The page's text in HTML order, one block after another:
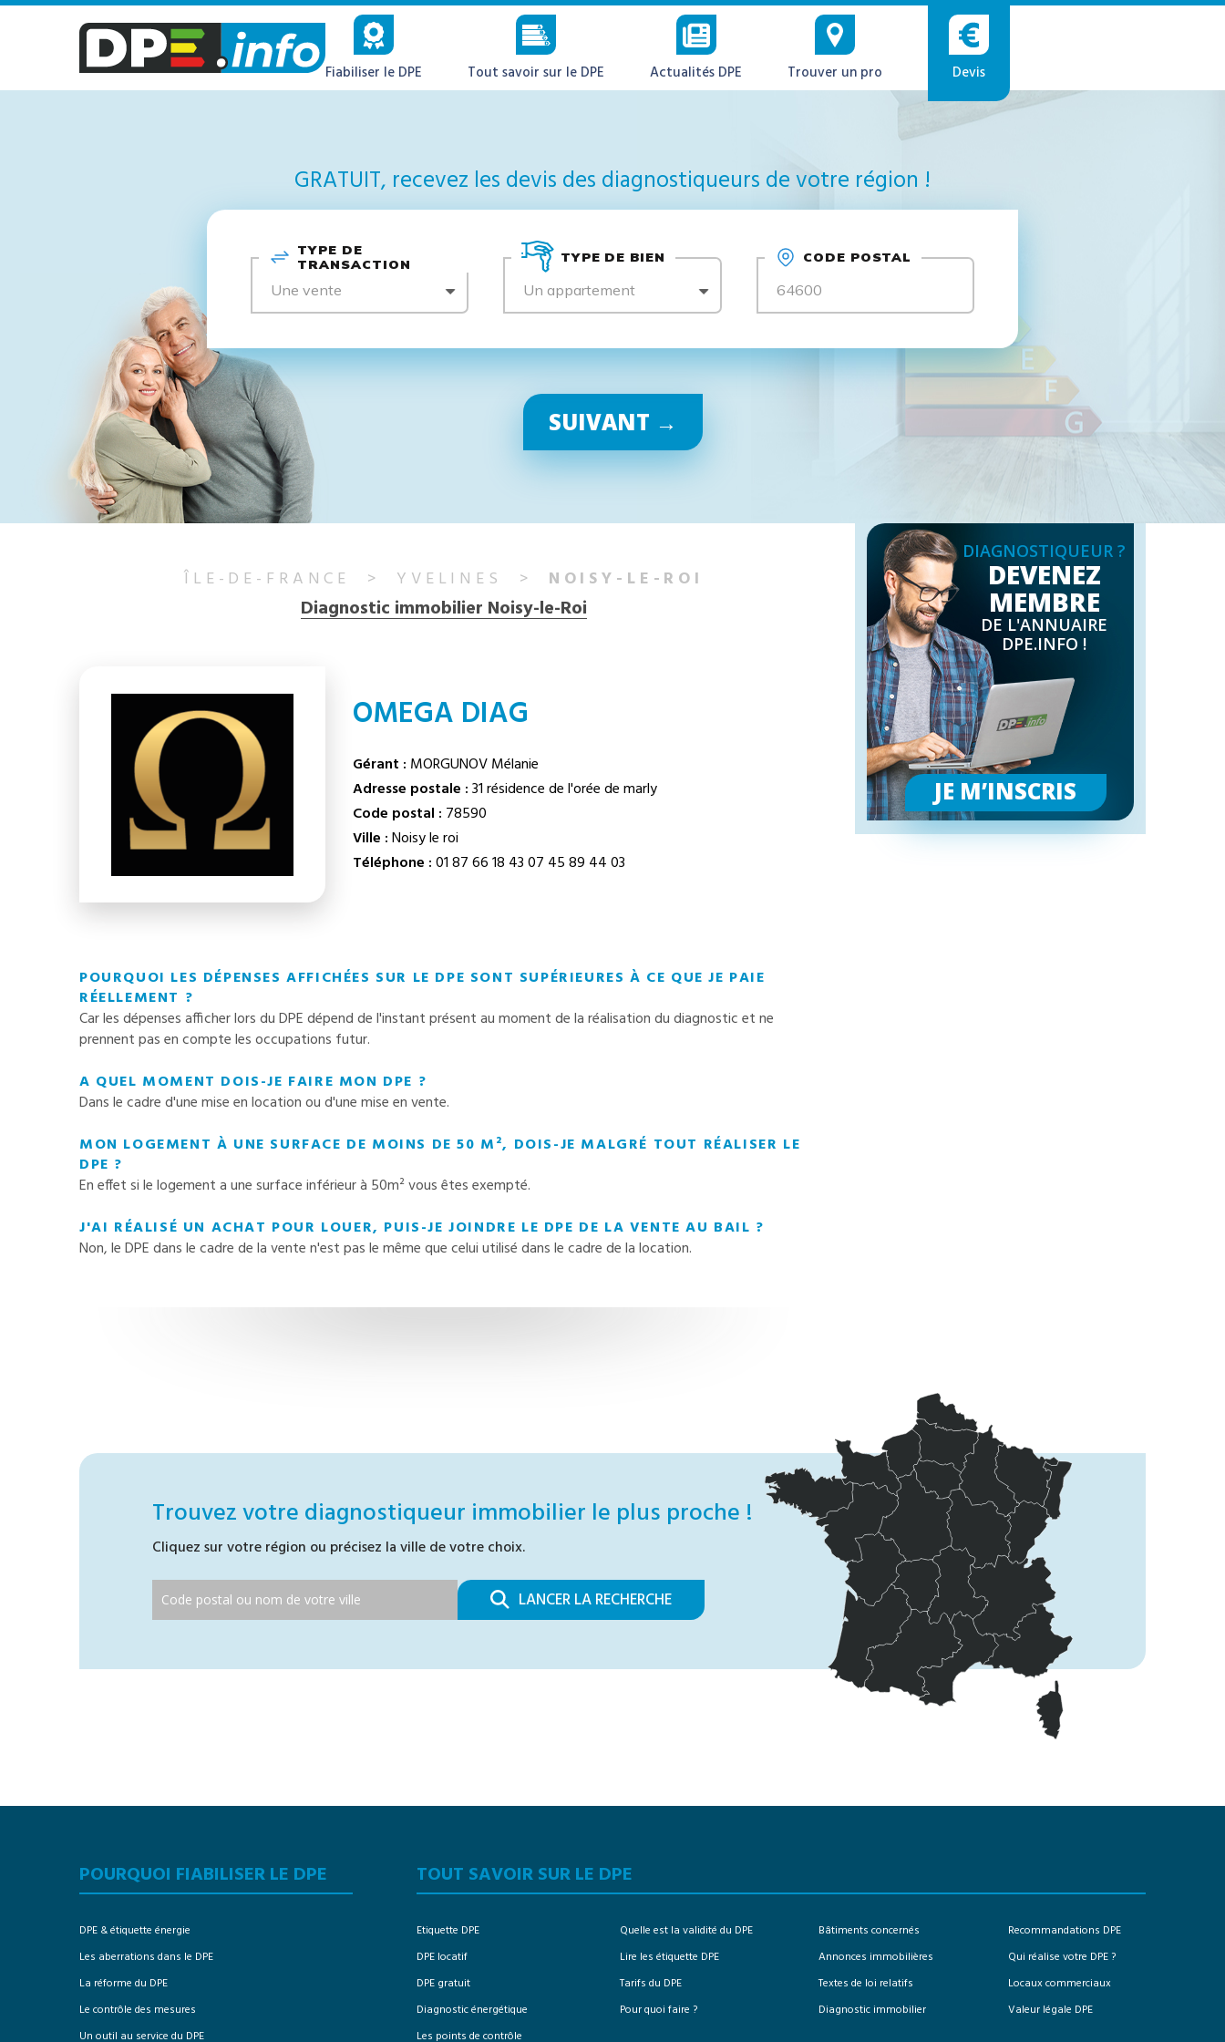
Fiabiliser le DPE Tout savoir sur le DPE Actualités DPE Trouver un pro Devis
GRATUIT, recevez les devis des diagnostiqueurs de votre région !
TYPE DE
TRANSACTION
Une vente
TYPE DE BIEN
Un appartement
CODE POSTAL
SUIVANT →
ÎLE-DE-FRANCE YVELINES NOISY-LE-ROI
Diagnostic immobilier Noisy-le-Roi
OMEGA DIAG
Gérant : MORGUNOV Mélanie
Adresse postale :31 résidence de l'orée de marly
Code postal : 78590
Ville :Noisy le roi
Téléphone :01 87 66 18 4307 45 89 44 03
POURQUOI LES DÉPENSES AFFICHÉES SUR LE DPE SONT SUPÉRIEURES À CE QUE JE PAIE
RÉELLEMENT ?
Car les dépenses afficher lors du DPE dépend de l'instant présent au moment de la réalisation du diagnostic et ne
prennent pas en compte les occupations futur.
A QUEL MOMENT DOIS-JE FAIRE MON DPE ?
Dans le cadre d'une mise en location ou d'une mise en vente.
MON LOGEMENT À UNE SURFACE DE MOINS DE 50 M², DOIS-JE MALGRÉ TOUT RÉALISER LE
DPE ?
En effet si le logement a une surface inférieur à 50m² vous êtes exempté.
J'AI RÉALISÉ UN ACHAT POUR LOUER, PUIS-JE JOINDRE LE DPE DE LA VENTE AU BAIL ?
Non, le DPE dans le cadre de la vente n'est pas le même que celui utilisé dans le cadre de la location.
DIAGNOSTIQUEUR ?
DEVENEZ
MEMBRE
DE L'ANNUAIRE
DPE.INFO !
JE M’INSCRIS
Trouvez votre diagnostiqueur immobilier le plus proche !
Cliquez sur votre région ou précisez la ville de votre choix.
LANCER LA RECHERCHE
POURQUOI FIABILISER LE DPE
DPE & étiquette énergie
Les aberrations dans le DPE
La réforme du DPE
Le contrôle des mesures
Un outil au service du DPE
TOUT SAVOIR SUR LE DPE
Etiquette DPE
DPE locatif
DPE gratuit
Diagnostic énergétique
Les points de contrôle
Quelle est la validité du DPE
Lire les étiquette DPE
Tarifs du DPE
Pour quoi faire ?
Bâtiments concernés
Annonces immobilières
Textes de loi relatifs
Diagnostic immobilier
Recommandations DPE
Qui réalise votre DPE ?
Locaux commerciaux
Valeur légale DPE